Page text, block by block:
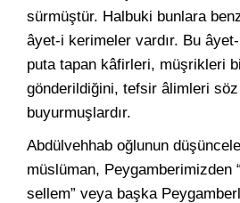
sürmüştür. Halbuki bunlara
âyet-i kerimeler vardır. Bu
puta tapan kâfirleri, müşrikleri
gönderildiğini, tefsir âlimleri
buyurmuşlardır.
Abdülvehhab oğlunun
müslüman, Peygamberimizden
sellem” veya başka